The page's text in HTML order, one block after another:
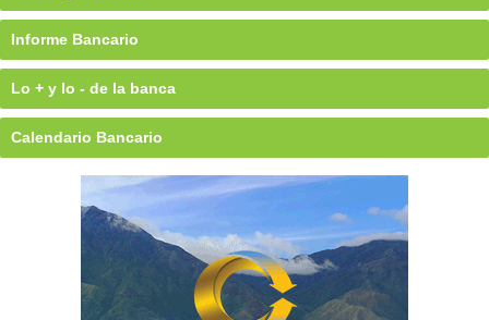
Informe Bancario
Lo + y lo - de la banca
Calendario Bancario